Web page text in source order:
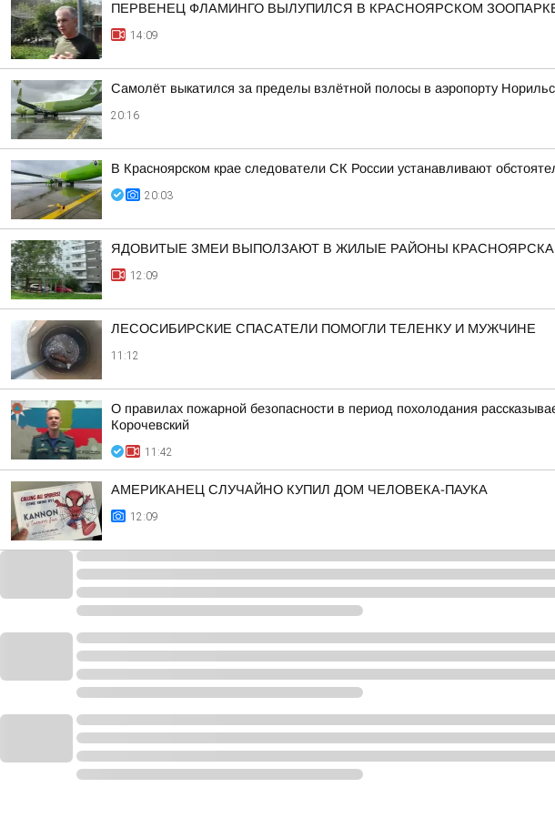
ПЕРВЕНЕЦ ФЛАМИНГО ВЫЛУПИЛСЯ В КРАСНОЯРСКОМ
14:09
Самолёт выкатился за пределы взлётной полосы в аэропорту
20:16
В Красноярском крае следователи СК России устанавливают
20:03
ЯДОВИТЫЕ ЗМЕИ ВЫПОЛЗАЮТ В ЖИЛЫЕ РАЙОНЫ КРАСНОЯРСКА
12:09
ЛЕСОСИБИРСКИЕ СПАСАТЕЛИ ПОМОГЛИ ТЕЛЕНКУ И МУЖЧИНЕ
11:12
О правилах пожарной безопасности в период похолодания
Корочевский
11:42
АМЕРИКАНЕЦ СЛУЧАЙНО КУПИЛ ДОМ ЧЕЛОВЕКА-ПАУКА
12:09